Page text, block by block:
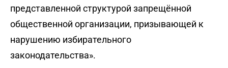
представленной структурой запрещённой
общественной организации, призывающей к
нарушению избирательного
законодательства».